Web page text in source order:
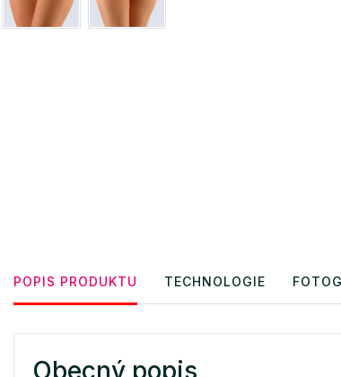
POPIS PRODUKTU TECHNOLOGIE
Obecný popis